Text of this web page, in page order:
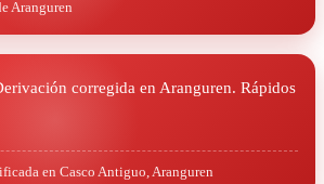
Aranguren
corregida en Aranguren. Rápidos
en Casco Antiguo, Aranguren